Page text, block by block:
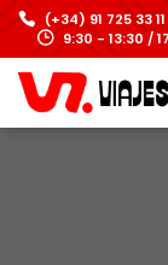
(+34) 91 725 33
9:30 - 13:30 /